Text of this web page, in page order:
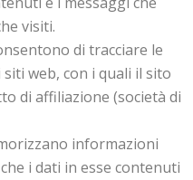
visiti.
di tracciare le
web, con i quali il sito
di affiliazione (società di
informazioni
i dati in esse contenuti